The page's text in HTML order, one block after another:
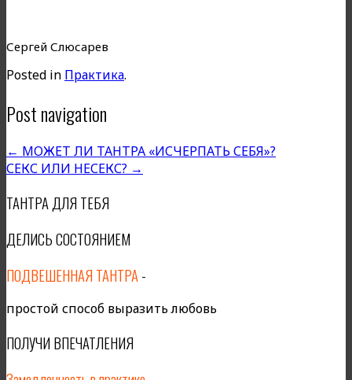
Сергей Слюсарев
Posted in Практика.
Post navigation
← МОЖЕТ ЛИ ТАНТРА «ИСЧЕРПАТЬ СЕБЯ»?
СЕКС ИЛИ НЕСЕКС? →
ТАНТРА ДЛЯ ТЕБЯ
ДЕЛИСЬ СОСТОЯНИЕМ
ПОДВЕШЕННАЯ ТАНТРА-
простой способ выразить любовь
ПОЛУЧИ ВПЕЧАТЛЕНИЯ